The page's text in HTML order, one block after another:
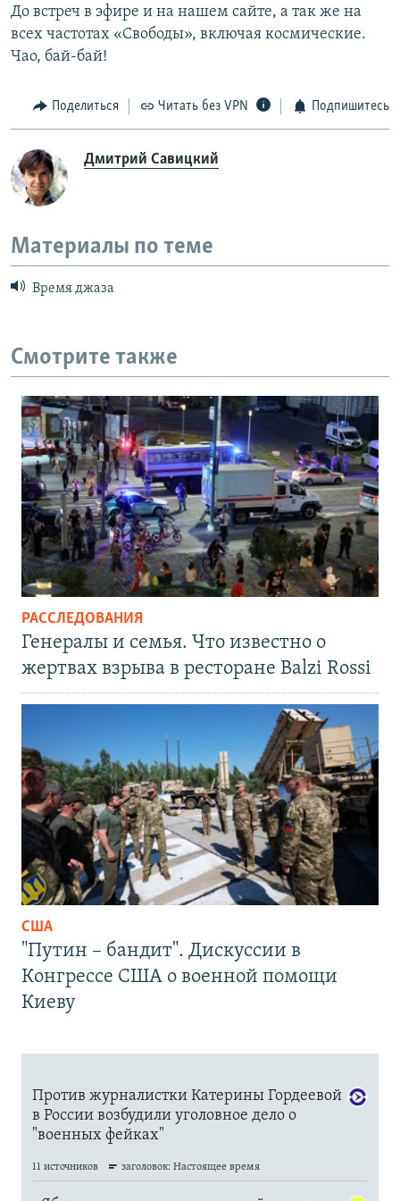
До встреч в эфире и на нашем сайте, а так же на
всех частотах «Свободы», включая космические.
Чао, бай-бай!
Поделиться Читать без VPN Подпишитесь
Дмитрий Савицкий
Материалы по теме
Время джаза
Смотрите также
РАССЛЕДОВАНИЯ
Генералы и семья. Что известно о
жертвах взрыва в ресторане Balzi Rossi
США
"Путин – бандит". Дискуссии в
Конгрессе США о военной помощи
Киеву